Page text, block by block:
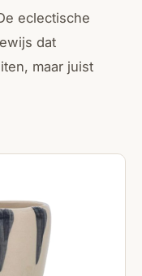
eclectische
dat
maar juist